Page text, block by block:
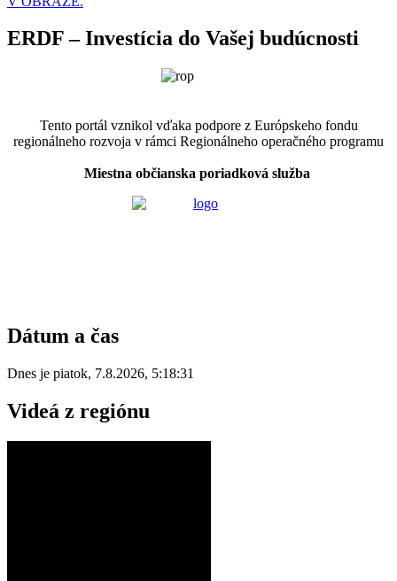
ERDF – Investícia do Vašej budúcnosti
Tento portál vznikol vďaka podpore z Európskeho fondu
regionálneho rozvoja v rámci Regionálneho operačného programu
Miestna občianska poriadková služba
Dátum a čas
Dnes je piatok, 7.8.2026, 5:18:31
Videá z regiónu